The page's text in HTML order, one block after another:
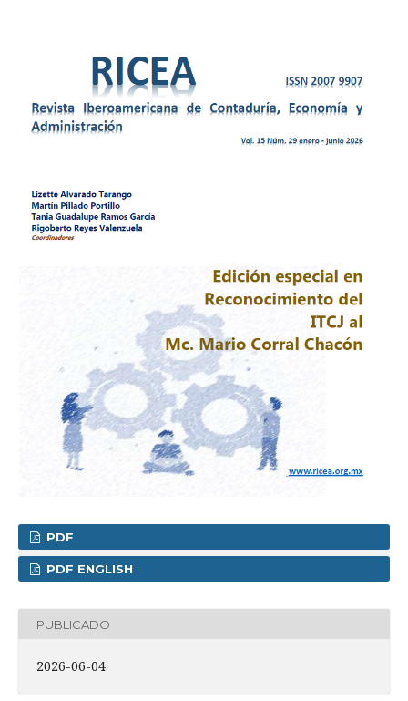
PDF
PDF ENGLISH
PUBLICADO
2026-06-04